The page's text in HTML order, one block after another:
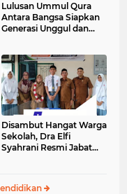
Lulusan Ummul Qura
Antara Bangsa Siapkan
Generasi Unggul dan
Disambut Hangat Warga
Sekolah, Dra Elfi
Syahrani Resmi Jabat